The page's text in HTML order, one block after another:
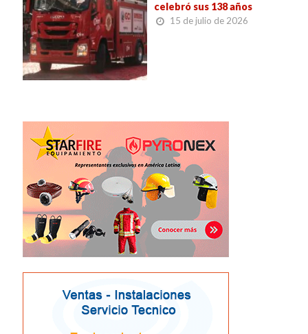
celebró sus 138 años
15 de julio de 2026